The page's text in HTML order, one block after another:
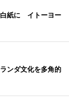
白紙に イトーヨー
ンダ文化を多角的